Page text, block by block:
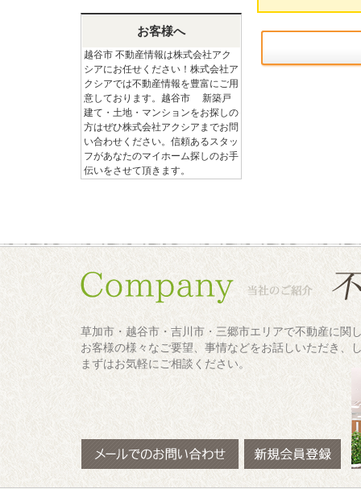
お客様へ
越谷市 不動産情報は株式会社アク
シアにお任せください！株式会社ア
クシアでは不動産情報を豊富にご用
意しております。越谷市 新築戸
建て・土地・マンションをお探しの
方はぜひ株式会社アクシアまでお問
い合わせください。信頼あるスタッ
フがあなたのマイホーム探しのお手
伝いをさせて頂きます。
草加市・越谷市・吉川市・三郷市エリアで不動産に関
お客様の様々なご要望、事情などをお話しいただき、
まずはお気軽にご相談ください。